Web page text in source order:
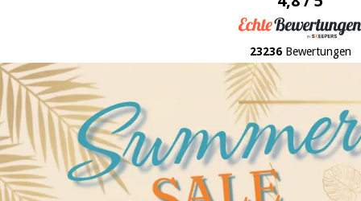
23236Bewertungen